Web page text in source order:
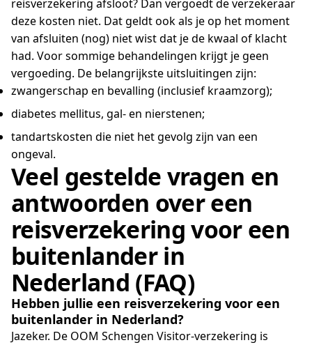
reisverzekering afsloot? Dan vergoedt de verzekeraar
deze kosten niet. Dat geldt ook als je op het moment
van afsluiten (nog) niet wist dat je de kwaal of klacht
had. Voor sommige behandelingen krijgt je geen
vergoeding. De belangrijkste uitsluitingen zijn:
zwangerschap en bevalling (inclusief kraamzorg);
diabetes mellitus, gal- en nierstenen;
tandartskosten die niet het gevolg zijn van een
ongeval.
Veel gestelde vragen en
antwoorden over een
reisverzekering voor een
buitenlander in
Nederland (FAQ)
Hebben jullie een reisverzekering voor een
buitenlander in Nederland?
Jazeker. De OOM Schengen Visitor-verzekering is